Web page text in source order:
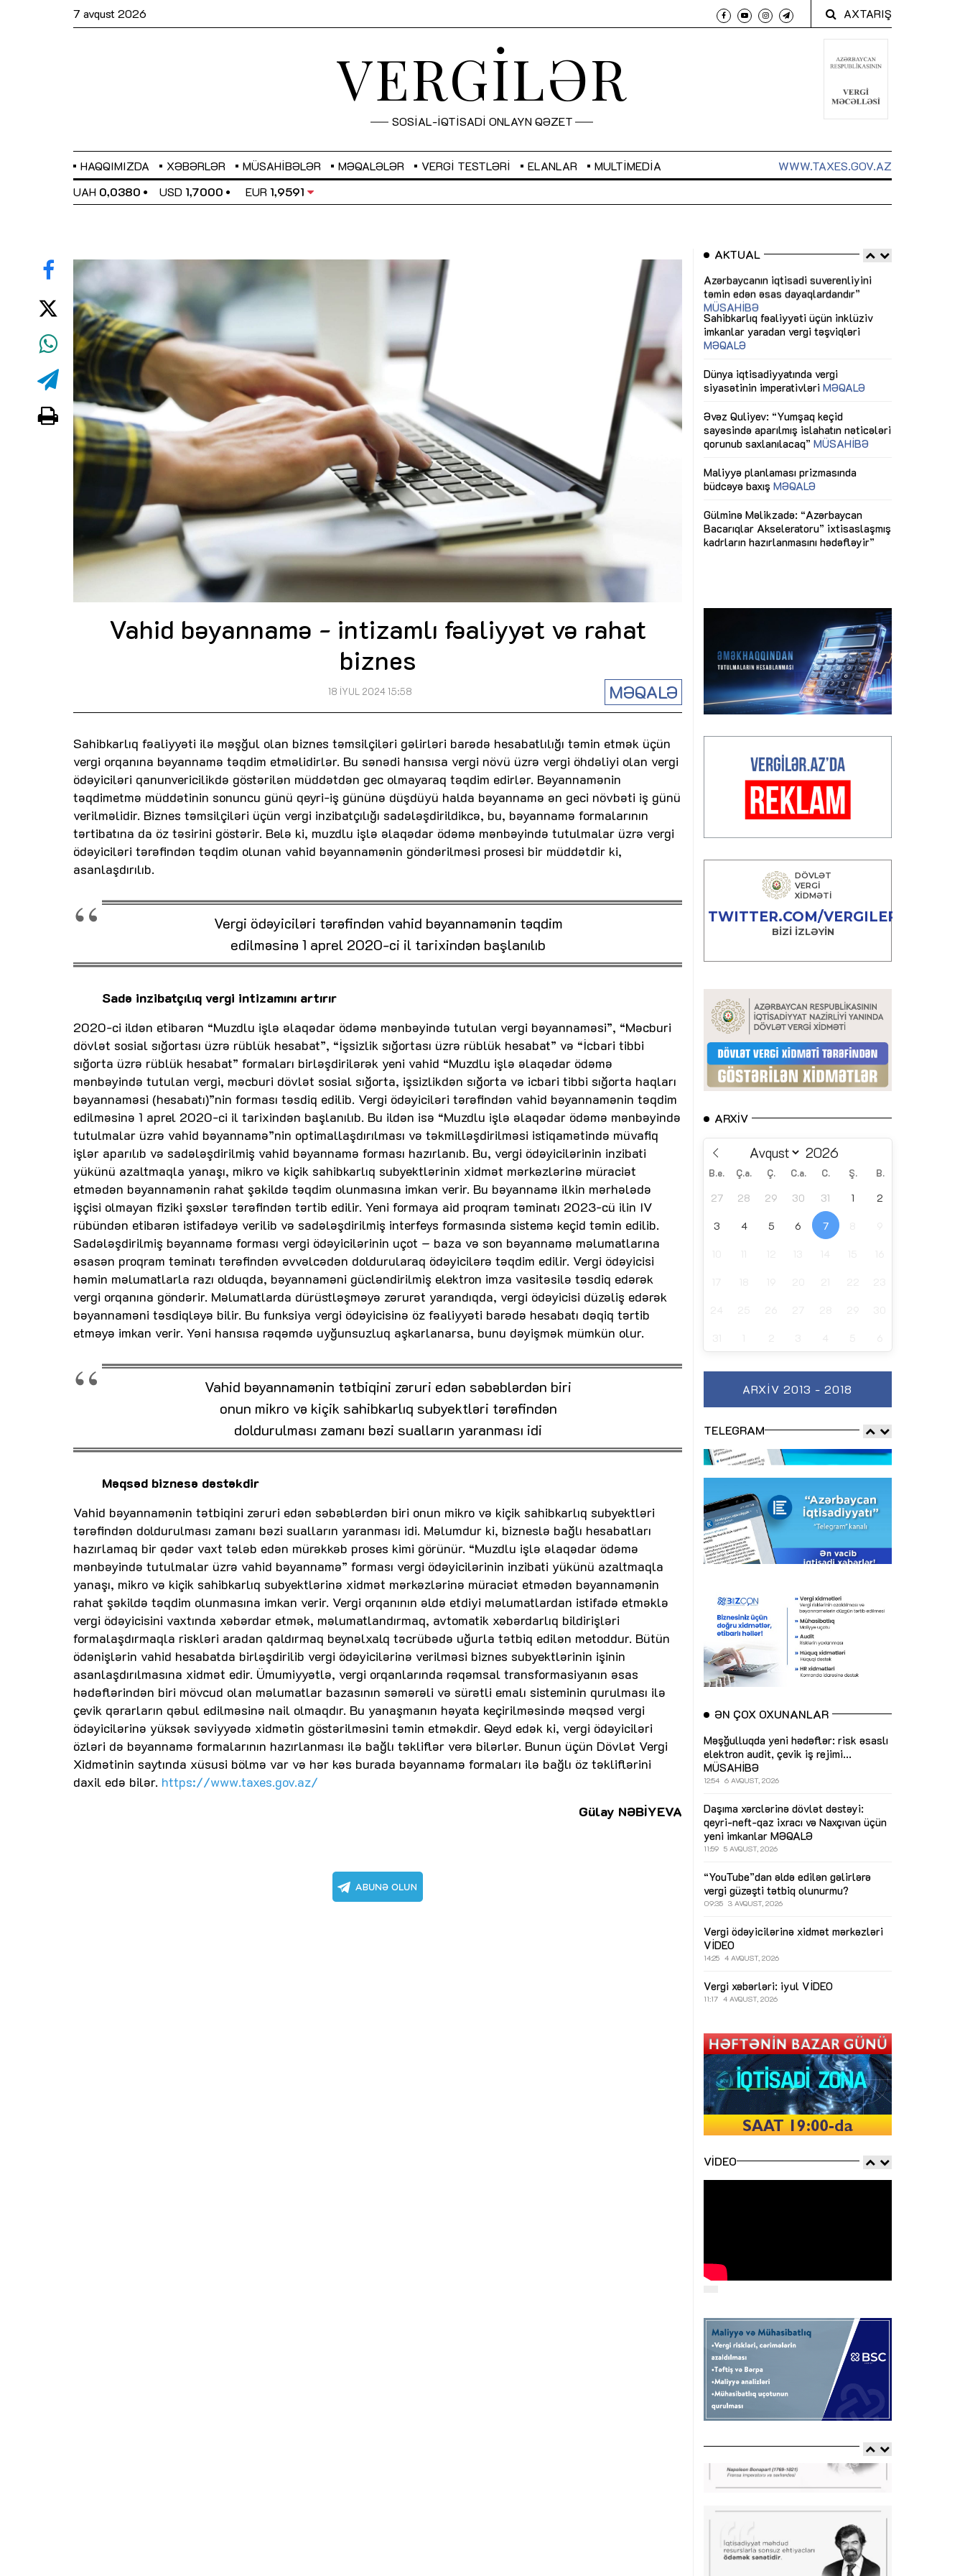
7 avqust 2026 AXTARIŞ
VERGİLƏR
SOSİAL-İQTİSADİ ONLAYN QƏZET
HAQQIMIZDA XƏBƏRLƏR MÜSAHIBƏLƏR MƏQALƏLƏR VERGI TESTLƏRI ELANLAR MULTIMEDIA
WWW.TAXES.GOV.AZ
UAH 0,0380 USD 1,7000 EUR 1,9591
Vahid bəyannamə - intizamlı fəaliyyət və rahat
biznes
MƏQALƏ
18 İYUL 2024 15:58
Sahibkarlıq fəaliyyəti ilə məşğul olan biznes təmsilçiləri gəlirləri barədə hesabatlılığı təmin etmək üçün
vergi orqanına bəyannamə təqdim etməlidirlər. Bu sənədi hansısa vergi növü üzrə vergi öhdəliyi olan vergi
ödəyiciləri qanunvericilikdə göstərilən müddətdən gec olmayaraq təqdim edirlər. Bəyannamənin
təqdimetmə müddətinin sonuncu günü qeyri-iş gününə düşdüyü halda bəyannamə ən geci növbəti iş günü
verilməlidir. Biznes təmsilçiləri üçün vergi inzibatçılığı sadələşdirildikcə, bu, bəyannamə formalarının
tərtibatına da öz təsirini göstərir. Belə ki, muzdlu işlə əlaqədar ödəmə mənbəyində tutulmalar üzrə vergi
ödəyiciləri tərəfindən təqdim olunan vahid bəyannamənin göndərilməsi prosesi bir müddətdir ki,
asanlaşdırılıb.
Vergi ödəyiciləri tərəfindən vahid bəyannamənin təqdim
edilməsinə 1 aprel 2020-ci il tarixindən başlanılıb
Sadə inzibatçılıq vergi intizamını artırır
2020-ci ildən etibarən “Muzdlu işlə əlaqədar ödəmə mənbəyində tutulan vergi bəyannaməsi”, “Məcburi
dövlət sosial sığortası üzrə rüblük hesabat”, “İşsizlik sığortası üzrə rüblük hesabat” və “İcbari tibbi
sığorta üzrə rüblük hesabat” formaları birləşdirilərək yeni vahid “Muzdlu işlə əlaqədar ödəmə
mənbəyində tutulan vergi, məcburi dövlət sosial sığorta, işsizlikdən sığorta və icbari tibbi sığorta haqları
bəyannaməsi (hesabatı)”nin forması təsdiq edilib. Vergi ödəyiciləri tərəfindən vahid bəyannamənin təqdim
edilməsinə 1 aprel 2020-ci il tarixindən başlanılıb. Bu ildən isə “Muzdlu işlə əlaqədar ödəmə mənbəyində
tutulmalar üzrə vahid bəyannamə”nin optimallaşdırılması və təkmilləşdirilməsi istiqamətində müvafiq
işlər aparılıb və sadələşdirilmiş vahid bəyannamə forması hazırlanıb. Bu, vergi ödəyicilərinin inzibati
yükünü azaltmaqla yanaşı, mikro və kiçik sahibkarlıq subyektlərinin xidmət mərkəzlərinə müraciət
etmədən bəyannamənin rahat şəkildə təqdim olunmasına imkan verir. Bu bəyannamə ilkin mərhələdə
işçisi olmayan fiziki şəxslər tərəfindən tərtib edilir. Yeni formaya aid proqram təminatı 2023-cü ilin IV
rübündən etibarən istifadəyə verilib və sadələşdirilmiş interfeys formasında sistemə keçid təmin edilib.
Sadələşdirilmiş bəyannamə forması vergi ödəyicilərinin uçot – baza və son bəyannamə məlumatlarına
əsasən proqram təminatı tərəfindən əvvəlcədən doldurularaq ödəyicilərə təqdim edilir. Vergi ödəyicisi
həmin məlumatlarla razı olduqda, bəyannaməni gücləndirilmiş elektron imza vasitəsilə təsdiq edərək
vergi orqanına göndərir. Məlumatlarda dürüstləşməyə zərurət yarandıqda, vergi ödəyicisi düzəliş edərək
bəyannaməni təsdiqləyə bilir. Bu funksiya vergi ödəyicisinə öz fəaliyyəti barədə hesabatı dəqiq tərtib
etməyə imkan verir. Yəni hansısa rəqəmdə uyğunsuzluq aşkarlanarsa, bunu dəyişmək mümkün olur.
Vahid bəyannamənin tətbiqini zəruri edən səbəblərdən biri
onun mikro və kiçik sahibkarlıq subyektləri tərəfindən
doldurulması zamanı bəzi sualların yaranması idi
Məqsəd biznesə dəstəkdir
Vahid bəyannamənin tətbiqini zəruri edən səbəblərdən biri onun mikro və kiçik sahibkarlıq subyektləri
tərəfindən doldurulması zamanı bəzi sualların yaranması idi. Məlumdur ki, bizneslə bağlı hesabatları
hazırlamaq bir qədər vaxt tələb edən mürəkkəb proses kimi görünür. “Muzdlu işlə əlaqədar ödəmə
mənbəyində tutulmalar üzrə vahid bəyannamə” forması vergi ödəyicilərinin inzibati yükünü azaltmaqla
yanaşı, mikro və kiçik sahibkarlıq subyektlərinə xidmət mərkəzlərinə müraciət etmədən bəyannamənin
rahat şəkildə təqdim olunmasına imkan verir. Vergi orqanının əldə etdiyi məlumatlardan istifadə etməklə
vergi ödəyicisini vaxtında xəbərdar etmək, məlumatlandırmaq, avtomatik xəbərdarlıq bildirişləri
formalaşdırmaqla riskləri aradan qaldırmaq beynəlxalq təcrübədə uğurla tətbiq edilən metoddur. Bütün
ödənişlərin vahid hesabatda birləşdirilib vergi ödəyicilərinə verilməsi biznes subyektlərinin işinin
asanlaşdırılmasına xidmət edir. Ümumiyyətlə, vergi orqanlarında rəqəmsal transformasiyanın əsas
hədəflərindən biri mövcud olan məlumatlar bazasının səmərəli və sürətli emalı sisteminin qurulması ilə
çevik qərarların qəbul edilməsinə nail olmaqdır. Bu yanaşmanın həyata keçirilməsində məqsəd vergi
ödəyicilərinə yüksək səviyyədə xidmətin göstərilməsini təmin etməkdir. Qeyd edək ki, vergi ödəyiciləri
özləri də bəyannamə formalarının hazırlanması ilə bağlı təkliflər verə bilərlər. Bunun üçün Dövlət Vergi
Xidmətinin saytında xüsusi bölmə var və hər kəs burada bəyannamə formaları ilə bağlı öz təkliflərini
daxil edə bilər. https://www.taxes.gov.az/
Gülay NƏBİYEVA
AKTUAL
Sahibkarlıq fəaliyyəti üçün inklüziv
imkanlar yaradan vergi təşviqləri
Dünya iqtisadiyyatında vergi
siyasətinin imperativləri
Əvəz Quliyev: “Yumşaq keçid
sayəsində aparılmış islahatın nəticələri
qorunub saxlanılacaq”MÜSAHİBƏ
Maliyyə planlaması prizmasında
büdcəyə baxışMƏQALƏ
Gülminə Məlikzadə: “Azərbaycan
Bacarıqlar Akseleratoru” ixtisaslaşmış
kadrların hazırlanmasını hədəfləyir”
“Düzgün kommunikasiyanın arxasında
real iş və sistemli fəaliyyət dayanır”
Nicat İmanov: "Vergi qanunvericiliyinə
dəyişikliklər sahibkarlıq mühitinin
yaxşılaşdırılmasına xidmət edir"
Aytən Kərimova: “Məqsədimiz daha
inklüziv iş mühiti yaratmaq, çevik və
öyrənən komanda formalaşdırmaqdır”
MÜSAHİBƏ
Azərbaycanda dövlət-özəl tərəfdaşlığı
çərçivəsində həyata keçirilən ilk pilot
Aydın Hüseynov: “Əsrin müqaviləsi”
Azərbaycanın iqtisadi suverenliyini
təmin edən əsas dayaqlardandır”
MÜSAHİBƏ
Sahibkarlıq fəaliyyəti üçün inklüziv
imkanlar yaradan vergi təşviqləri
MƏQALƏ
Dünya iqtisadiyyatında vergi
siyasətinin imperativləri
Əvəz Quliyev: “Yumşaq keçid
sayəsində aparılmış islahatın nəticələri
Maliyyə planlaması prizmasında
büdcəyə baxışMƏQALƏ
Gülminə Məlikzadə: “Azərbaycan
Bacarıqlar Akseleratoru” ixtisaslaşmış
ARXIV
B.e. Ç.a. Ç. C.a. C. Ş. B.
27 28 29 30 31 1 2
3 4 5 6 7
ARXIV 2013 - 2018
TELEGRAM
ƏN ÇOX OXUNANLAR
Məşğulluqda yeni hədəflər: risk əsaslı
elektron audit, çevik iş rejimi...
MÜSAHİBƏ
12:54 6 AVQUST, 2026
Daşıma xərclərinə dövlət dəstəyi:
qeyri-neft-qaz ixracı və Naxçıvan üçün
yeni imkanlar MƏQALƏ
11:59 5 AVQUST, 2026
“YouTube”dan əldə edilən gəlirlərə
vergi güzəşti tətbiq olunurmu?
09:35 3 AVQUST, 2026
Vergi ödəyicilərinə xidmət mərkəzləri
VİDEO
14:25 4 AVQUST, 2026
Vergi xəbərləri: iyul VİDEO
11:17 4 AVQUST, 2026
VIDEO